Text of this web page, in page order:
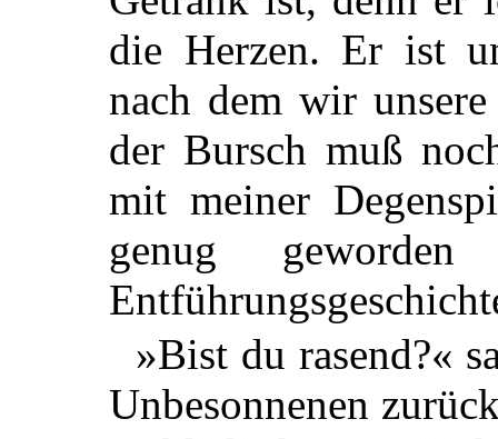
die Herzen. Er ist
nach dem wir
der Bursch muß
mit meiner
genug
»Bist du rasend?«
Unbesonnenen